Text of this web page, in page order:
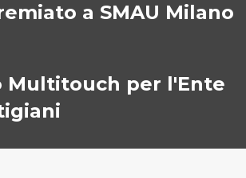
a SMAU Milano
Multitouch per l'Ente